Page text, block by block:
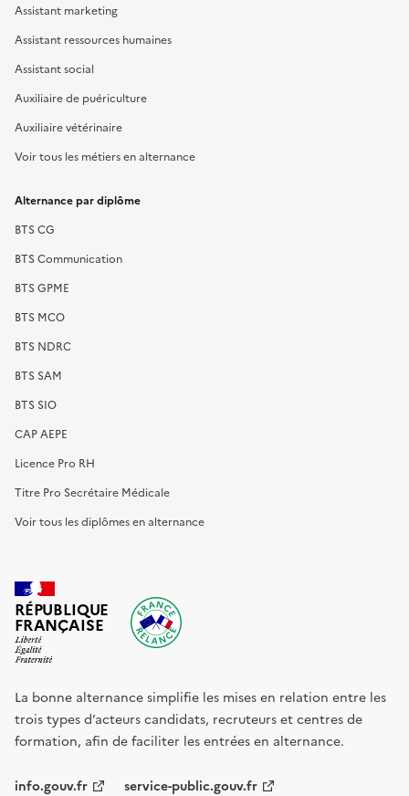
Assistant marketing
Assistant ressources humaines
Assistant social
Auxiliaire de puériculture
Auxiliaire vétérinaire
Voir tous les métiers en alternance
Alternance par diplôme
BTS CG
BTS Communication
BTS GPME
BTS MCO
BTS NDRC
BTS SAM
BTS SIO
CAP AEPE
Licence Pro RH
Titre Pro Secrétaire Médicale
Voir tous les diplômes en alternance
RÉPUBLIQUE
FRANÇAISE
La bonne alternance simplifie les mises en relation entre les
trois types d’acteurs candidats, recruteurs et centres de
formation, afin de faciliter les entrées en alternance.
info.gouv.fr service-public.gouv.fr